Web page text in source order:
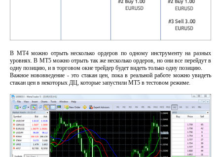
В МТ4 можно отрыть несколько ордеров по одному инструменту на разных
уровнях. В MT5 можно отрыть так же несколько ордеров, но они все перейдут в
одну позицию, и в торговом окне трейдер будет видеть только одну позицию.
Важное нововведение - это стакан цен, пока в реальной работе можно увидеть
стакан цен в некоторых ДЦ, которые запустили МТ5 в тестовом режиме.